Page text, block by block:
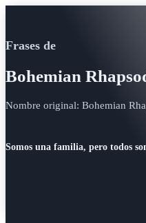
Frases de
Bohemian
Nombre original: Bohemian
Somos una familia, pero todos